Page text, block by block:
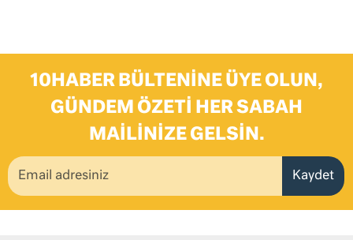
10HABER BÜLTENINE ÜYE OLUN,
GÜNDEM ÖZETI HER SABAH
MAILINIZE GELSIN.
Kaydet